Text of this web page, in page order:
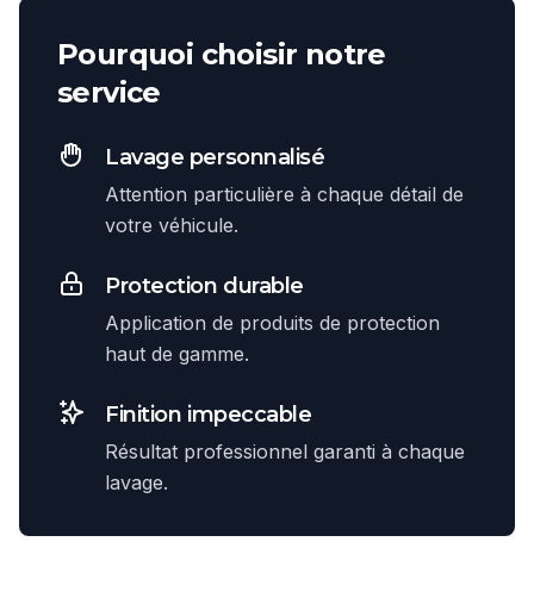
Pourquoi choisir notre
service
Lavage personnalisé
Attention particulière à chaque détail de
votre véhicule.
Protection durable
Application de produits de protection
haut de gamme.
Finition impeccable
Résultat professionnel garanti à chaque
lavage.